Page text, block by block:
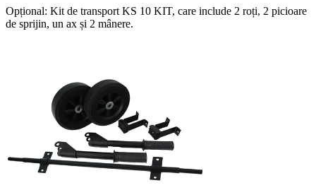
Opțional: Kit de transport KS 10 KIT, care include 2 roți, 2 picioare
de sprijin, un ax și 2 mânere.